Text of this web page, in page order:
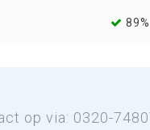
op via: 0320-